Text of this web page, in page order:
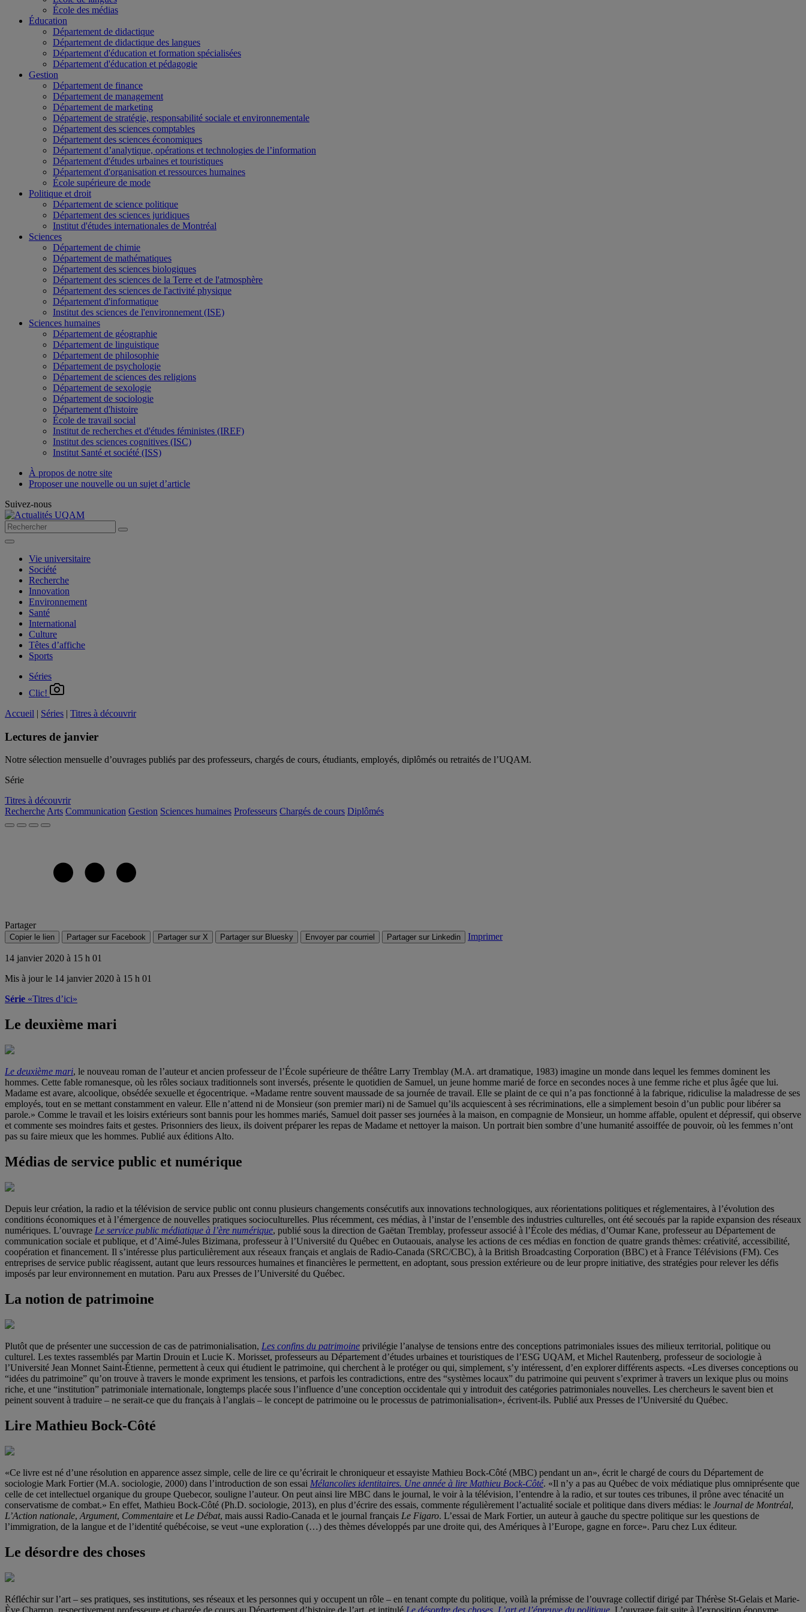
École des médias
Éducation
Département de didactique
Département de didactique des langues
Département d'éducation et formation spécialisées
Département d'éducation et pédagogie
Gestion
Département de finance
Département de management
Département de marketing
Département de stratégie, responsabilité sociale et environnementale
Département des sciences comptables
Département des sciences économiques
Département d’analytique, opérations et technologies de l’information
Département d'études urbaines et touristiques
Département d'organisation et ressources humaines
École supérieure de mode
Politique et droit
Département de science politique
Département des sciences juridiques
Institut d'études internationales de Montréal
Sciences
Département de chimie
Département de mathématiques
Département des sciences biologiques
Département des sciences de la Terre et de l'atmosphère
Département des sciences de l'activité physique
Département d'informatique
Institut des sciences de l'environnement (ISE)
Sciences humaines
Département de géographie
Département de linguistique
Département de philosophie
Département de psychologie
Département de sciences des religions
Département de sexologie
Département de sociologie
Département d'histoire
École de travail social
Institut de recherches et d'études féministes (IREF)
Institut des sciences cognitives (ISC)
Institut Santé et société (ISS)
À propos de notre site
Proposer une nouvelle ou un sujet d’article
Suivez-nous
Vie universitaire
Société
Recherche
Innovation
Environnement
Santé
International
Culture
Têtes d’affiche
Sports
Séries
Clic!
Accueil | Séries | Titres à découvrir
Lectures de janvier
Notre sélection mensuelle d’ouvrages publiés par des professeurs, chargés de cours, étudiants, employés, diplômés ou retraités de l’UQAM.
Série
Titres à découvrir
RechercheArts Communication Gestion Sciences humaines Professeurs Chargés de cours Diplômés
Partager
Copier le lien Partager sur Facebook Partager sur X Partager sur Bluesky Envoyer par courriel Partager sur Linkedin Imprimer
14 janvier 2020 à 15 h 01
Mis à jour le 14 janvier 2020 à 15 h 01
Série «Titres d’ici»
Le deuxième mari
Le deuxième mari, le nouveau roman de l’auteur et ancien professeur de l’École supérieure de théâtre Larry Tremblay (M.A. art dramatique, 1983) imagine un monde dans lequel les femmes dominent les
hommes. Cette fable romanesque, où les rôles sociaux traditionnels sont inversés, présente le quotidien de Samuel, un jeune homme marié de force en secondes noces à une femme riche et plus âgée que lui.
Madame est avare, alcoolique, obsédée sexuelle et égocentrique. «Madame rentre souvent maussade de sa journée de travail. Elle se plaint de ce qui n’a pas fonctionné à la fabrique, ridiculise la maladresse de ses
employés, tout en se mettant constamment en valeur. Elle n’attend ni de Monsieur (son premier mari) ni de Samuel qu’ils acquiescent à ses récriminations, elle a simplement besoin d’un public pour libérer sa
parole.» Comme le travail et les loisirs extérieurs sont bannis pour les hommes mariés, Samuel doit passer ses journées à la maison, en compagnie de Monsieur, un homme affable, opulent et dépressif, qui observe
et commente ses moindres faits et gestes. Prisonniers des lieux, ils doivent préparer les repas de Madame et nettoyer la maison. Un portrait bien sombre d’une humanité assoiffée de pouvoir, où les femmes n’ont
pas su faire mieux que les hommes. Publié aux éditions Alto.
Médias de service public et numérique
Depuis leur création, la radio et la télévision de service public ont connu plusieurs changements consécutifs aux innovations technologiques, aux réorientations politiques et réglementaires, à l’évolution des
conditions économiques et à l’émergence de nouvelles pratiques socioculturelles. Plus récemment, ces médias, à l’instar de l’ensemble des industries culturelles, ont été secoués par la rapide expansion des réseaux
numériques. L’ouvrage Le service public médiatique à l’ère numérique, publié sous la direction de Gaëtan Tremblay, professeur associé à l’École des médias, d’Oumar Kane, professeur au Département de
communication sociale et publique, et d’Aimé-Jules Bizimana, professeur à l’Université du Québec en Outaouais, analyse les actions de ces médias en fonction de quatre grands thèmes: créativité, accessibilité,
coopération et financement. Il s’intéresse plus particulièrement aux réseaux français et anglais de Radio-Canada (SRC/CBC), à la British Broadcasting Corporation (BBC) et à France Télévisions (FM). Ces
entreprises de service public réagissent, autant que leurs ressources humaines et financières le permettent, en adoptant, sous pression extérieure ou de leur propre initiative, des stratégies pour relever les défis
imposés par leur environnement en mutation. Paru aux Presses de l’Université du Québec.
La notion de patrimoine
Plutôt que de présenter une succession de cas de patrimonialisation, Les confins du patrimoine privilégie l’analyse de tensions entre des conceptions patrimoniales issues des milieux territorial, politique ou
culturel. Les textes rassemblés par Martin Drouin et Lucie K. Morisset, professeurs au Département d’études urbaines et touristiques de l’ESG UQAM, et Michel Rautenberg, professeur de sociologie à
l’Université Jean Monnet Saint-Étienne, permettent à ceux qui étudient le patrimoine, qui cherchent à le protéger ou qui, simplement, s’y intéressent, d’en explorer différents aspects. «Les diverses conceptions ou
“idées du patrimoine” qu’on trouve à travers le monde expriment les tensions, et parfois les contradictions, entre des “systèmes locaux” du patrimoine qui peuvent s’exprimer à travers un lexique plus ou moins
riche, et une “institution” patrimoniale internationale, longtemps placée sous l’influence d’une conception occidentale qui y introduit des catégories patrimoniales nouvelles. Les chercheurs le savent bien et
peinent souvent à traduire – ne serait-ce que du français à l’anglais – le concept de patrimoine ou le processus de patrimonialisation», écrivent-ils. Publié aux Presses de l’Université du Québec.
Lire Mathieu Bock-Côté
«Ce livre est né d’une résolution en apparence assez simple, celle de lire ce qu’écrirait le chroniqueur et essayiste Mathieu Bock-Côté (MBC) pendant un an», écrit le chargé de cours du Département de
sociologie Mark Fortier (M.A. sociologie, 2000) dans l’introduction de son essai Mélancolies identitaires. Une année à lire Mathieu Bock-Côté. «Il n’y a pas au Québec de voix médiatique plus omniprésente que
celle de cet intellectuel organique du groupe Quebecor, souligne l’auteur. On peut ainsi lire MBC dans le journal, le voir à la télévision, l’entendre à la radio, et sur toutes ces tribunes, il prône avec ténacité un
conservatisme de combat.» En effet, Mathieu Bock-Côté (Ph.D. sociologie, 2013), en plus d’écrire des essais, commente régulièrement l’actualité sociale et politique dans divers médias: le Journal de Montréal,
L’Action nationale, Argument, Commentaire et Le Débat, mais aussi Radio-Canada et le journal français Le Figaro. L’essai de Mark Fortier, un auteur à gauche du spectre politique sur les questions de
l’immigration, de la langue et de l’identité québécoise, se veut «une exploration (…) des thèmes développés par une droite qui, des Amériques à l’Europe, gagne en force». Paru chez Lux éditeur.
Le désordre des choses
Réfléchir sur l’art – ses pratiques, ses institutions, ses réseaux et les personnes qui y occupent un rôle – en tenant compte du politique, voilà la prémisse de l’ouvrage collectif dirigé par Thérèse St-Gelais et Marie-
Ève Charron, respectivement professeure et chargée de cours au Département d’histoire de l’art, et intitulé Le désordre des choses. L’art et l’épreuve du politique L’ouvrage fait suite à l’exposition éponyme